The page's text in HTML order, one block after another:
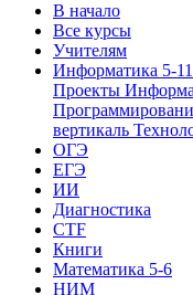
В начало
Все курсы
Учителям
Информатика 5-11
Проекты
вертикаль
ОГЭ
ЕГЭ
ИИ
Диагностика
CTF
Книги
Математика 5-6
НИМ